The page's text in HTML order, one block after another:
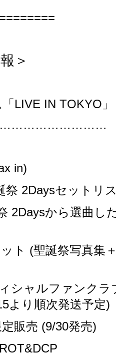
＞
LIVE IN TOKYO」
in)
祭 2Daysセットリ
2Daysから選曲し
ト (聖誕祭写真集
シャルファンクラ
より順次発送予定)
販売 (9/30発売)